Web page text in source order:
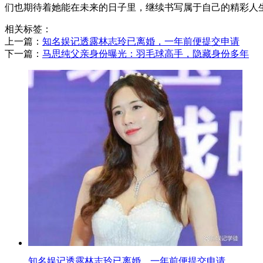
们也期待着她能在未来的日子里，继续书写属于自己的精彩人
相关标签：
上一篇： ​知名娱记透露林志玲已离婚，一年前便提交申请
下一篇： ​马思纯父亲身份曝光：羽毛球高手，隐藏身份多年
​知名娱记透露林志玲已离婚，一年前便提交申请